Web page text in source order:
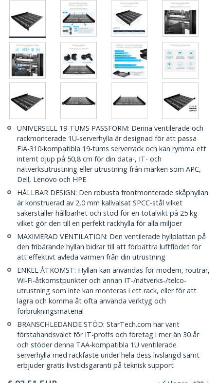
UNIVERSELL 19-TUMS PASSFORM: Denna ventilerade och
rackmonterade 1U-serverhylla är designad för att passa
EIA-310-kompatibla 19-tums serverrack och kan rymma ett
internt djup på 50,8 cm för din data-, IT- och
nätverksutrustning eller utrustning från märken som APC,
Dell, Lenovo och HPE
HÅLLBAR DESIGN: Den robusta frontmonterade skåphyllan
är konstruerad av 2,0 mm kallvalsat SPCC-stål vilket
säkerställer hållbarhet och stöd för en totalvikt på 25 kg
vilket gör den till en perfekt rackhylla för alla miljöer
MAXIMERAD VENTILATION: Den ventilerade hyllplattan på
den fribärande hyllan bidrar till att förbättra luftflödet för
att effektivt avleda värmen från din utrustning
ENKEL ÅTKOMST: Hyllan kan användas för modem, routrar,
Wi-Fi-åtkomstpunkter och annan IT-/nätverks-/telco-
utrustning som inte kan monteras i ett rack, eller för att
lagra och komma åt ofta använda verktyg och
förbrukningsmaterial
BRANSCHLEDANDE STÖD: StarTech.com har varit
förstahandsvalet för IT-proffs och företag i mer än 30 år
och stöder denna TAA-kompatibla 1U ventilerade
serverhylla med rackfäste under hela dess livslängd samt
erbjuder gratis livstidsgaranti på teknisk support